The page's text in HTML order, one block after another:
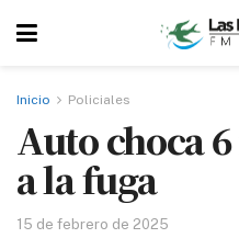
Inicio Policiales
Auto choca
a la fuga
15 de febrero de 2025